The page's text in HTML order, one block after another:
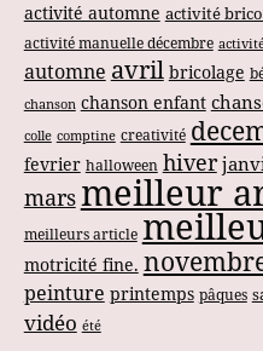
activité automne activité
activité manuelle décembre
automne avril bricolage
chanson chanson enfant
colle comptine creativité
fevrier halloween hiver
marsmeilleur
meilleurs article
motricité fine.
peinture printemps pâques
vidéo été